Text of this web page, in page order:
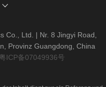
Co., Ltd. | Nr. 8 Jingyi Road,
Provinz Guangdong, China
粤ICP备07049936号